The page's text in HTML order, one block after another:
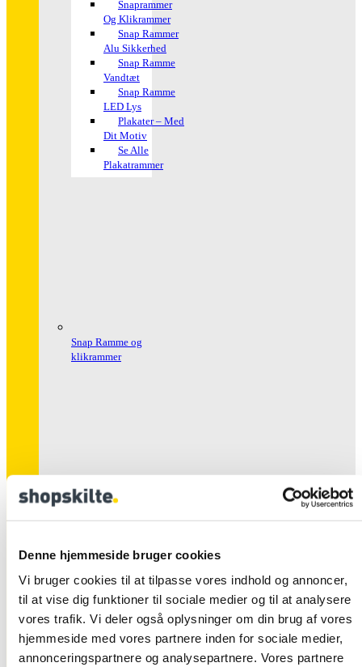
Denne hjemmeside bruger cookies
Vi bruger cookies til at tilpasse vores indhold og annoncer,
til at vise dig funktioner til sociale medier og til at analysere
vores trafik. Vi deler også oplysninger om din brug af vores
hjemmeside med vores partnere inden for sociale medier,
annonceringspartnere og analysepartnere. Vores partnere
Snaprammer
Og Klikrammer
Snap Rammer
Alu Sikkerhed
Snap Ramme
Vandtæt
Snap Ramme
LED Lys
Plakater – Med
Dit Motiv
Se Alle
Plakatrammer
Snap Ramme og
klikrammer
Sikkerhed